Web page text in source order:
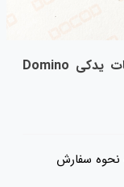
DB67617-گاتر کلمپ کامل سری A-قطعات یدکی Domino
نحوه سفارش